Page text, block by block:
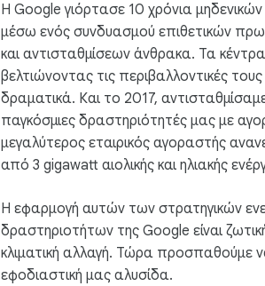
Η Google γιόρτασε 10 χρόνια
μέσω ενός συνδυασμού επιθετικών
και αντισταθμίσεων άνθρακα. Τα
βελτιώνοντας τις περιβαλλοντικές
δραματικά. Και το 2017,
παγκόσμιες δραστηριότητές μας με
μεγαλύτερος εταιρικός αγοραστής
από 3 gigawatt αιολικής και ηλιακής
Η εφαρμογή αυτών των στρατηγικών
δραστηριοτήτων της Google είναι
κλιματική αλλαγή. Τώρα προσπαθούμε
εφοδιαστική μας αλυσίδα.